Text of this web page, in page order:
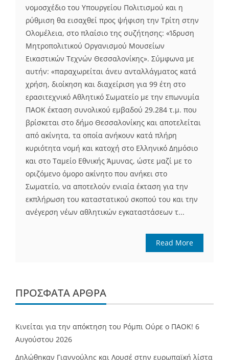
νομοσχέδιο του Υπουργείου Πολιτισμού και η
ρύθμιση θα εισαχθεί προς ψήφιση την Τρίτη στην
Ολομέλεια, στο πλαίσιο της συζήτησης: «Ίδρυση
Μητροπολιτικού Οργανισμού Μουσείων
Εικαστικών Τεχνών Θεσσαλονίκης». Σύμφωνα με
αυτήν: «παραχωρείται άνευ ανταλλάγματος κατά
χρήση, διοίκηση και διαχείριση για 99 έτη στο
ερασιτεχνικό Αθλητικό Σωματείο με την επωνυμία
ΠΑΟΚ έκταση συνολικού εμβαδού 29.284 τ.μ. που
βρίσκεται στο δήμο Θεσσαλονίκης και αποτελείται
από ακίνητα, τα οποία ανήκουν κατά πλήρη
κυριότητα νομή και κατοχή στο Ελληνικό Δημόσιο
και στο Ταμείο Εθνικής Άμυνας, ώστε μαζί με το
οριζόμενο όμορο ακίνητο που ανήκει στο
Σωματείο, να αποτελούν ενιαία έκταση για την
εκπλήρωση του καταστατικού σκοπού του και την
ανέγερση νέων αθλητικών εγκαταστάσεων τ...
Read More
ΠΡΌΣΦΑΤΑ ΆΡΘΡΑ
Κινείται για την απόκτηση του Ρόμπι Ούρε ο ΠΑΟΚ! 6
Αυγούστου 2026
Δηλώθηκαν Γιαννούλης και Λουσέ στην ευρωπαϊκή λίστα